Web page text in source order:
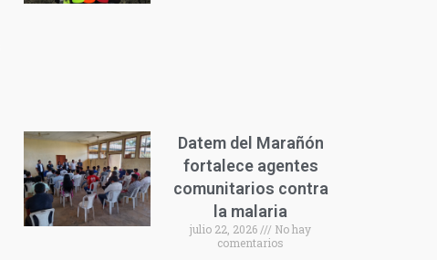
Datem del Marañón
fortalece agentes
comunitarios contra
la malaria
julio 22, 2026
No hay
comentarios